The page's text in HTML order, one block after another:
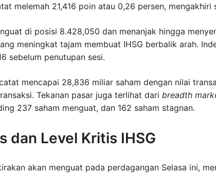
melemah 21,416 poin atau 0,26 persen, mengakhiri
di posisi 8.428,050 dan menanjak hingga
meningkat tajam membuat IHSG berbalik arah.
sebelum penutupan sesi.
mencapai 28,836 miliar saham dengan nilai
Tekanan pasar juga terlihat dari breadth
237 saham menguat, dan 162 saham stagnan.
dan Level Kritis IHSG
akan menguat pada perdagangan Selasa ini,